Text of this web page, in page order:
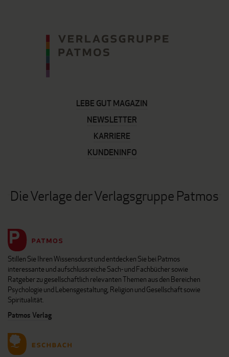
LEBE GUT MAGAZIN
NEWSLETTER
KARRIERE
KUNDENINFO
Die Verlage der Verlagsgruppe Patmos
Stillen Sie Ihren Wissensdurst und entdecken Sie bei Patmos
interessante und aufschlussreiche Sach- und Fachbücher sowie
Ratgeber zu gesellschaftlich relevanten Themen aus den Bereichen
Psychologie und Lebensgestaltung, Religion und Gesellschaft sowie
Spiritualität.
Patmos Verlag